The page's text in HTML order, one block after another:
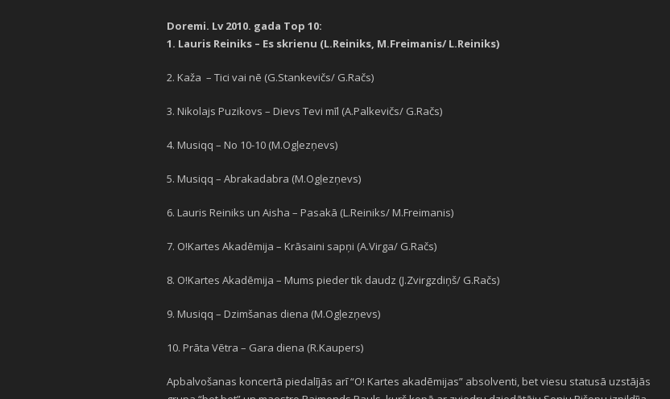
Doremi. Lv 2010. gada Top 10:
1. Lauris Reiniks – Es skrienu (L.Reiniks, M.Freimanis/ L.Reiniks)
2. Kaža – Tici vai nē (G.Stankevičs/ G.Račs)
3. Nikolajs Puzikovs – Dievs Tevi mīl (A.Palkevičs/ G.Račs)
4. Musiqq – No 10-10 (M.Ogļezņevs)
5. Musiqq – Abrakadabra (M.Ogļezņevs)
6. Lauris Reiniks un Aisha – Pasakā (L.Reiniks/ M.Freimanis)
7. O!Kartes Akadēmija – Krāsaini sapņi (A.Virga/ G.Račs)
8. O!Kartes Akadēmija – Mums pieder tik daudz (J.Zvirgzdiņš/ G.Račs)
9. Musiqq – Dzimšanas diena (M.Ogļezņevs)
10. Prāta Vētra – Gara diena (R.Kaupers)
Apbalvošanas koncertā piedalījās arī “O! Kartes akadēmijas” absolventi, bet viesu statusā uzstājās